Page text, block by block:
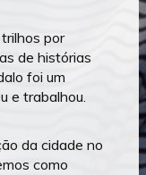
por
de histórias
foi um
e trabalhou.
da cidade no
como